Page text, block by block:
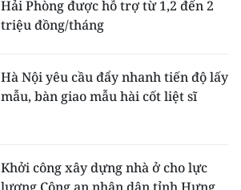
Hải Phòng được hỗ trợ từ 1,2 đến 2
triệu đồng/tháng
Hà Nội yêu cầu đẩy nhanh tiến độ lấy
mẫu, bàn giao mẫu hài cốt liệt sĩ
Khởi công xây dựng nhà ở cho lực